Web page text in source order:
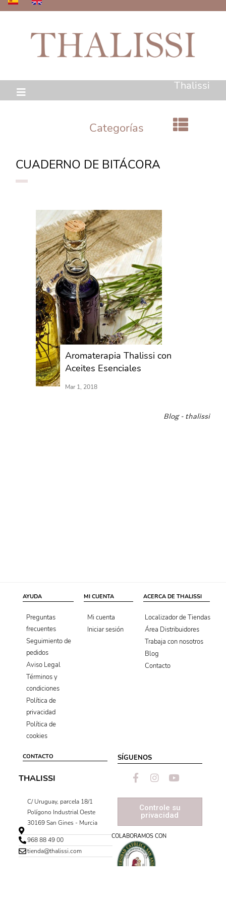
Thalissi
Categorías
CUADERNO DE BITÁCORA
Aromaterapia Thalissi con
Aceites Esenciales
Mar 1, 2018
Blog - thalissi
AYUDA
Preguntas
frecuentes
Seguimiento de
pedidos
Aviso Legal
Términos y
condiciones
Política de
privacidad
Política de
cookies
MI CUENTA
Mi cuenta
Iniciar sesión
ACERCA DE THALISSI
Localizador de Tiendas
Área Distribuidores
Trabaja con nosotros
Blog
Contacto
CONTACTO
THALISSI
C/ Uruguay, parcela 18/1
Polígono Industrial Oeste
30169 San Gines - Murcia
968 88 49 00
tienda@thalissi.com
SÍGUENOS
Controle su
privacidad
COLABORAMOS CON